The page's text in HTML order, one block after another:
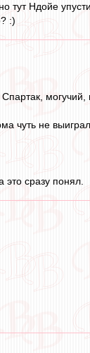
тут Ндойе
:)
могучий,
не
сразу понял.